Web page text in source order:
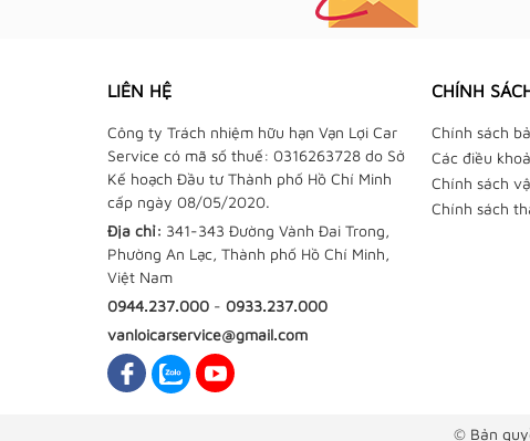
LIÊN HỆ
Công ty Trách nhiệm hữu hạn Vạn Lợi Car
Service có mã số thuế: 0316263728 do Sở
Kế hoạch Đầu tư Thành phố Hồ Chí Minh
cấp ngày 08/05/2020.
Địa chỉ: 341-343 Đường Vành Đai Trong,
Phường An Lạc, Thành phố Hồ Chí Minh,
Việt Nam
0944.237.000 - 0933.237.000
vanloicarservice@gmail.com
CHÍNH
Chính sách
Các điều
Chính sách
Chính sách
© Bản